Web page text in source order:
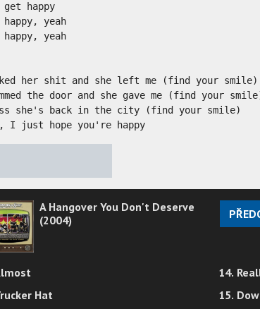
get happy
happy, yeah
happy, yeah
her shit and she left me (find your smile)
the door and she gave me (find your
she's back in the city (find your smile)
I just hope you're happy
A Hangover You Don't Deserve
(2004)
Hat
14.
15.